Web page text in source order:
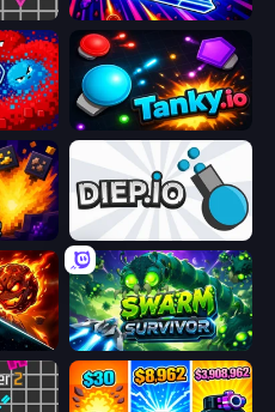
Stellar Swarm
Tanky.io
Diep.io
Swarm Survivor